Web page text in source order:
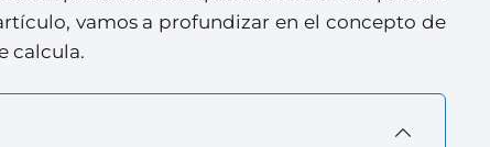
vamos a profundizar en el concepto de
calcula.